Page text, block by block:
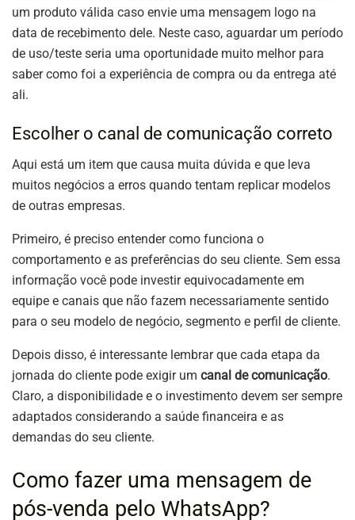
um produto válida caso envie uma mensagem logo na
data de recebimento dele. Neste caso, aguardar um período
de uso/teste seria uma oportunidade muito melhor para
saber como foi a experiência de compra ou da entrega até
ali.
Escolher o canal de comunicação correto
Aqui está um item que causa muita dúvida e que leva
muitos negócios a erros quando tentam replicar modelos
de outras empresas.
Primeiro, é preciso entender como funciona o
comportamento e as preferências do seu cliente. Sem essa
informação você pode investir equivocadamente em
equipe e canais que não fazem necessariamente sentido
para o seu modelo de negócio, segmento e perfil de cliente.
Depois disso, é interessante lembrar que cada etapa da
jornada do cliente pode exigir um canal de comunicação.
Claro, a disponibilidade e o investimento devem ser sempre
adaptados considerando a saúde financeira e as
demandas do seu cliente.
Como fazer uma mensagem de
pós-venda pelo WhatsApp?